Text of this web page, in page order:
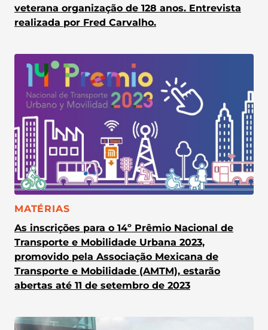
veterana organização de 128 anos. Entrevista
realizada por Fred Carvalho.
CATEGORIA:
MATÉRIAS
As inscrições para o 14º Prêmio Nacional de
Transporte e Mobilidade Urbana 2023,
promovido pela Associação Mexicana de
Transporte e Mobilidade (AMTM), estarão
abertas até 11 de setembro de 2023